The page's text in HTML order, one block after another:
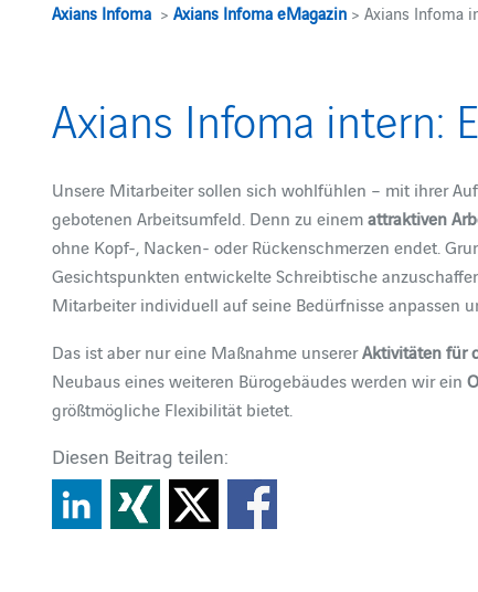
Axians Infoma >Axians Infoma eMagazin > Axians Infoma
Axians Infoma intern:
Unsere Mitarbeiter sollen sich wohlfühlen – mit ihrer
gebotenen Arbeitsumfeld. Denn zu einemattraktiven
ohne Kopf-, Nacken- oder Rückenschmerzen endet.
Gesichtspunkten entwickelte Schreibtische
Mitarbeiter individuell auf seine Bedürfnisse anpassen
Das ist aber nur eine Maßnahme unsererAktivitäten für
Neubaus eines weiteren Bürogebäudes werden wir ein
größtmögliche Flexibilität bietet.
Diesen Beitrag teilen: